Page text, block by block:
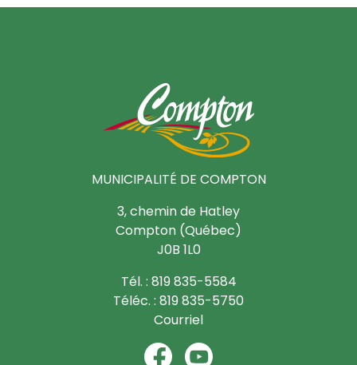
MUNICIPALITÉ DE COMPTON
3, chemin de Hatley
Compton (Québec)
J0B 1L0
Tél. : 819 835-5584
Téléc. : 819 835-5750
Courriel